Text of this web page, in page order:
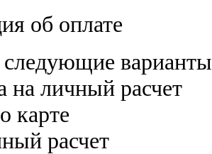
об оплате
на личный расчет
карте
расчет